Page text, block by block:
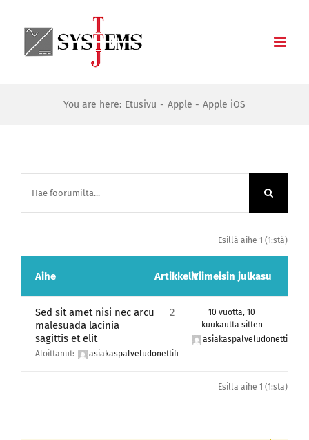
content
You are here: Etusivu Apple Apple iOS
Esillä aihe 1 (1:stä)
Aihe ArtikkelitViimeisin julkasu
Sed sit amet nisi nec arcu
malesuada lacinia
sagittis et elit
Aloittanut: asiakaspalveludonettifi
2
10 vuotta, 10
kuukautta sitten
asiakaspalveludonettifi
Esillä aihe 1 (1:stä)